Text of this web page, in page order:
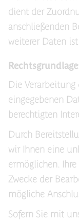
dient der
anschließenden
weiterer Daten
Die
eingegebenen
berechtigten
Durch
wir Ihnen eine
ermöglichen.
Zwecke der
mögliche
Sofern Sie mit